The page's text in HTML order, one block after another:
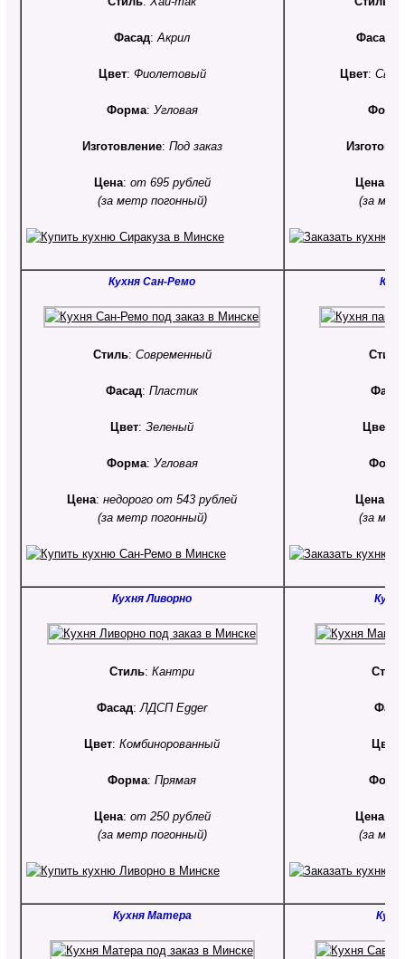
Фасад:Акрил
Цвет: Фиолетовый
Форма: Угловая
Изготовление: Под заказ
Цена: от 695 рублей
(за метр погонный)
Фасад
Цвет:
Цена:
(за
Кухня Сан-Ремо
Стиль: Современный
Фасад:Пластик
Цвет:Зеленый
Форма: Угловая
Цена:недорого от 543 рублей
(за метр погонный)
Стиль
Цвет
Цена:
(за
Кухня Ливорно
Стиль:Кантри
Фасад:ЛДСП Egger
Цвет:Комбинорованный
Форма:Прямая
Цена: от 250 рублей
(за метр погонный)
Цвет
Цена:
(за
Кухня Матера